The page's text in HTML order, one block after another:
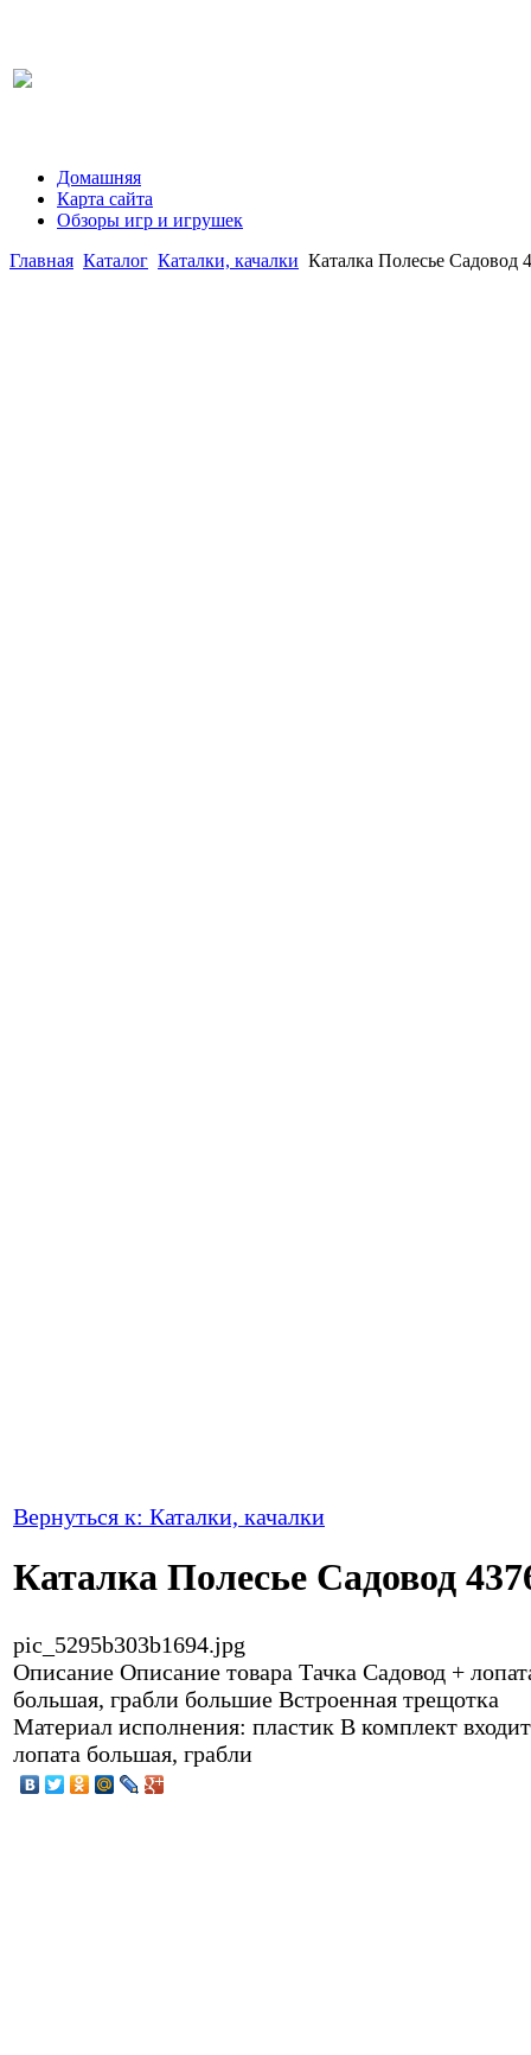
Домашняя
Карта сайта
Обзоры игр и игрушек
Главная Каталог Каталки, качалки Каталка Полесье Садовод
Вернуться к: Каталки, качалки
Каталка Полесье Садовод
pic_5295b303b1694.jpg
Описание Описание товара Тачка Садовод +
большая, грабли большие Встроенная трещотка
Материал исполнения: пластик В комплект входит
лопата большая, грабли